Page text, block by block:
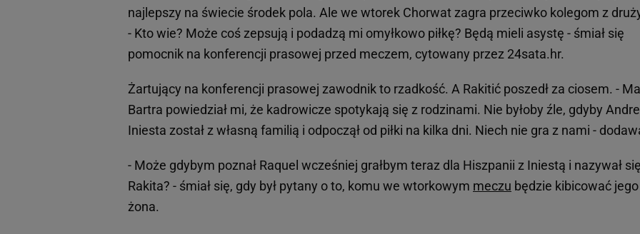
najlepszy na świecie środek pola. Ale we wtorek Chorwat zagra przeciwko kolegom z
- Kto wie? Może coś zepsują i podadzą mi omyłkowo piłkę? Będą mieli asystę - śmiał się
pomocnik na konferencji prasowej przed meczem, cytowany przez 24sata.hr.
Żartujący na konferencji prasowej zawodnik to rzadkość. A Rakitić poszedł za ciosem. -
Bartra powiedział mi, że kadrowicze spotykają się z rodzinami. Nie byłoby źle, gdyby
Iniesta został z własną familią i odpoczął od piłki na kilka dni. Niech nie gra z nami -
- Może gdybym poznał Raquel wcześniej grałbym teraz dla Hiszpanii z Iniestą i nazywał się
Rakita? - śmiał się, gdy był pytany o to, komu we wtorkowym meczu będzie kibicować jego
żona.